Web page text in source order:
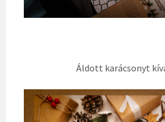
Áldott karácsonyt